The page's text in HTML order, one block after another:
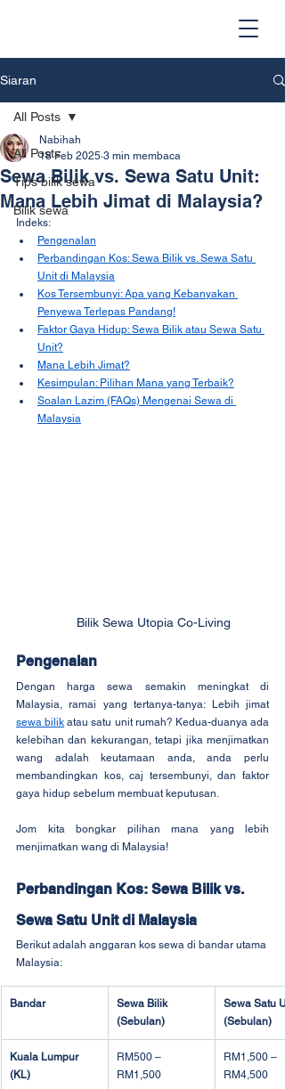
Siaran
All Posts
Tips bilik sewa
Bilik sewa
All Posts
Sewa Bilik vs. Sewa Satu Unit:
Mana Lebih Jimat di Malaysia?
Nabihah
18 Feb 2025 3 min membaca
Indeks:
Pengenalan
Perbandingan Kos: Sewa Bilik vs. Sewa Satu
Unit di Malaysia
Kos Tersembunyi: Apa yang Kebanyakan
Penyewa Terlepas Pandang!
Faktor Gaya Hidup: Sewa Bilik atau Sewa Satu
Unit?
Mana Lebih Jimat?
Kesimpulan: Pilihan Mana yang Terbaik?
Soalan Lazim (FAQs) Mengenai Sewa di
Malaysia
Bilik Sewa Utopia Co-Living
Pengenalan
Dengan harga sewa semakin meningkat di
sewa bilik atau satu unit rumah? Kedua-duanya ada
kelebihan dan kekurangan, tetapi jika menjimatkan
wang adalah keutamaan anda, anda perlu
membandingkan kos, caj tersembunyi, dan faktor
gaya hidup sebelum membuat keputusan.
Jom kita bongkar pilihan mana yang lebih
menjimatkan wang di Malaysia!
Perbandingan Kos: Sewa Bilik vs.
Sewa Satu Unit di Malaysia
Berikut adalah anggaran kos sewa di bandar utama
Malaysia:
Bandar
Sewa Bilik
(Sebulan)
Sewa Satu
(Sebulan)
Kuala Lumpur
(KL)
RM500 –
RM1,500
RM1,500 –
RM4,500